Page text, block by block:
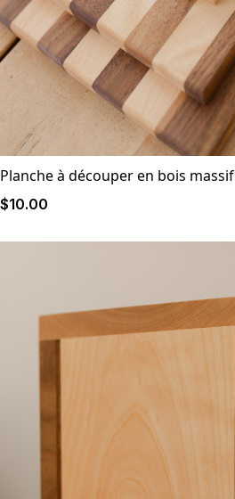
Planche à découper en bois massif
$10.00